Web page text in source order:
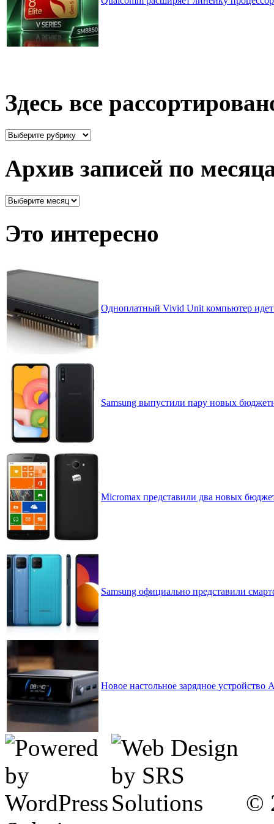
Здесь все
Здесь
Архив записей по
Архив
месяцам
Это интересно
Одноплатный Vivid Unit компьютер
Samsung выпустили пару новых
Micromax представили два новых
Samsung официально представили
Новое настольное зарядное
©